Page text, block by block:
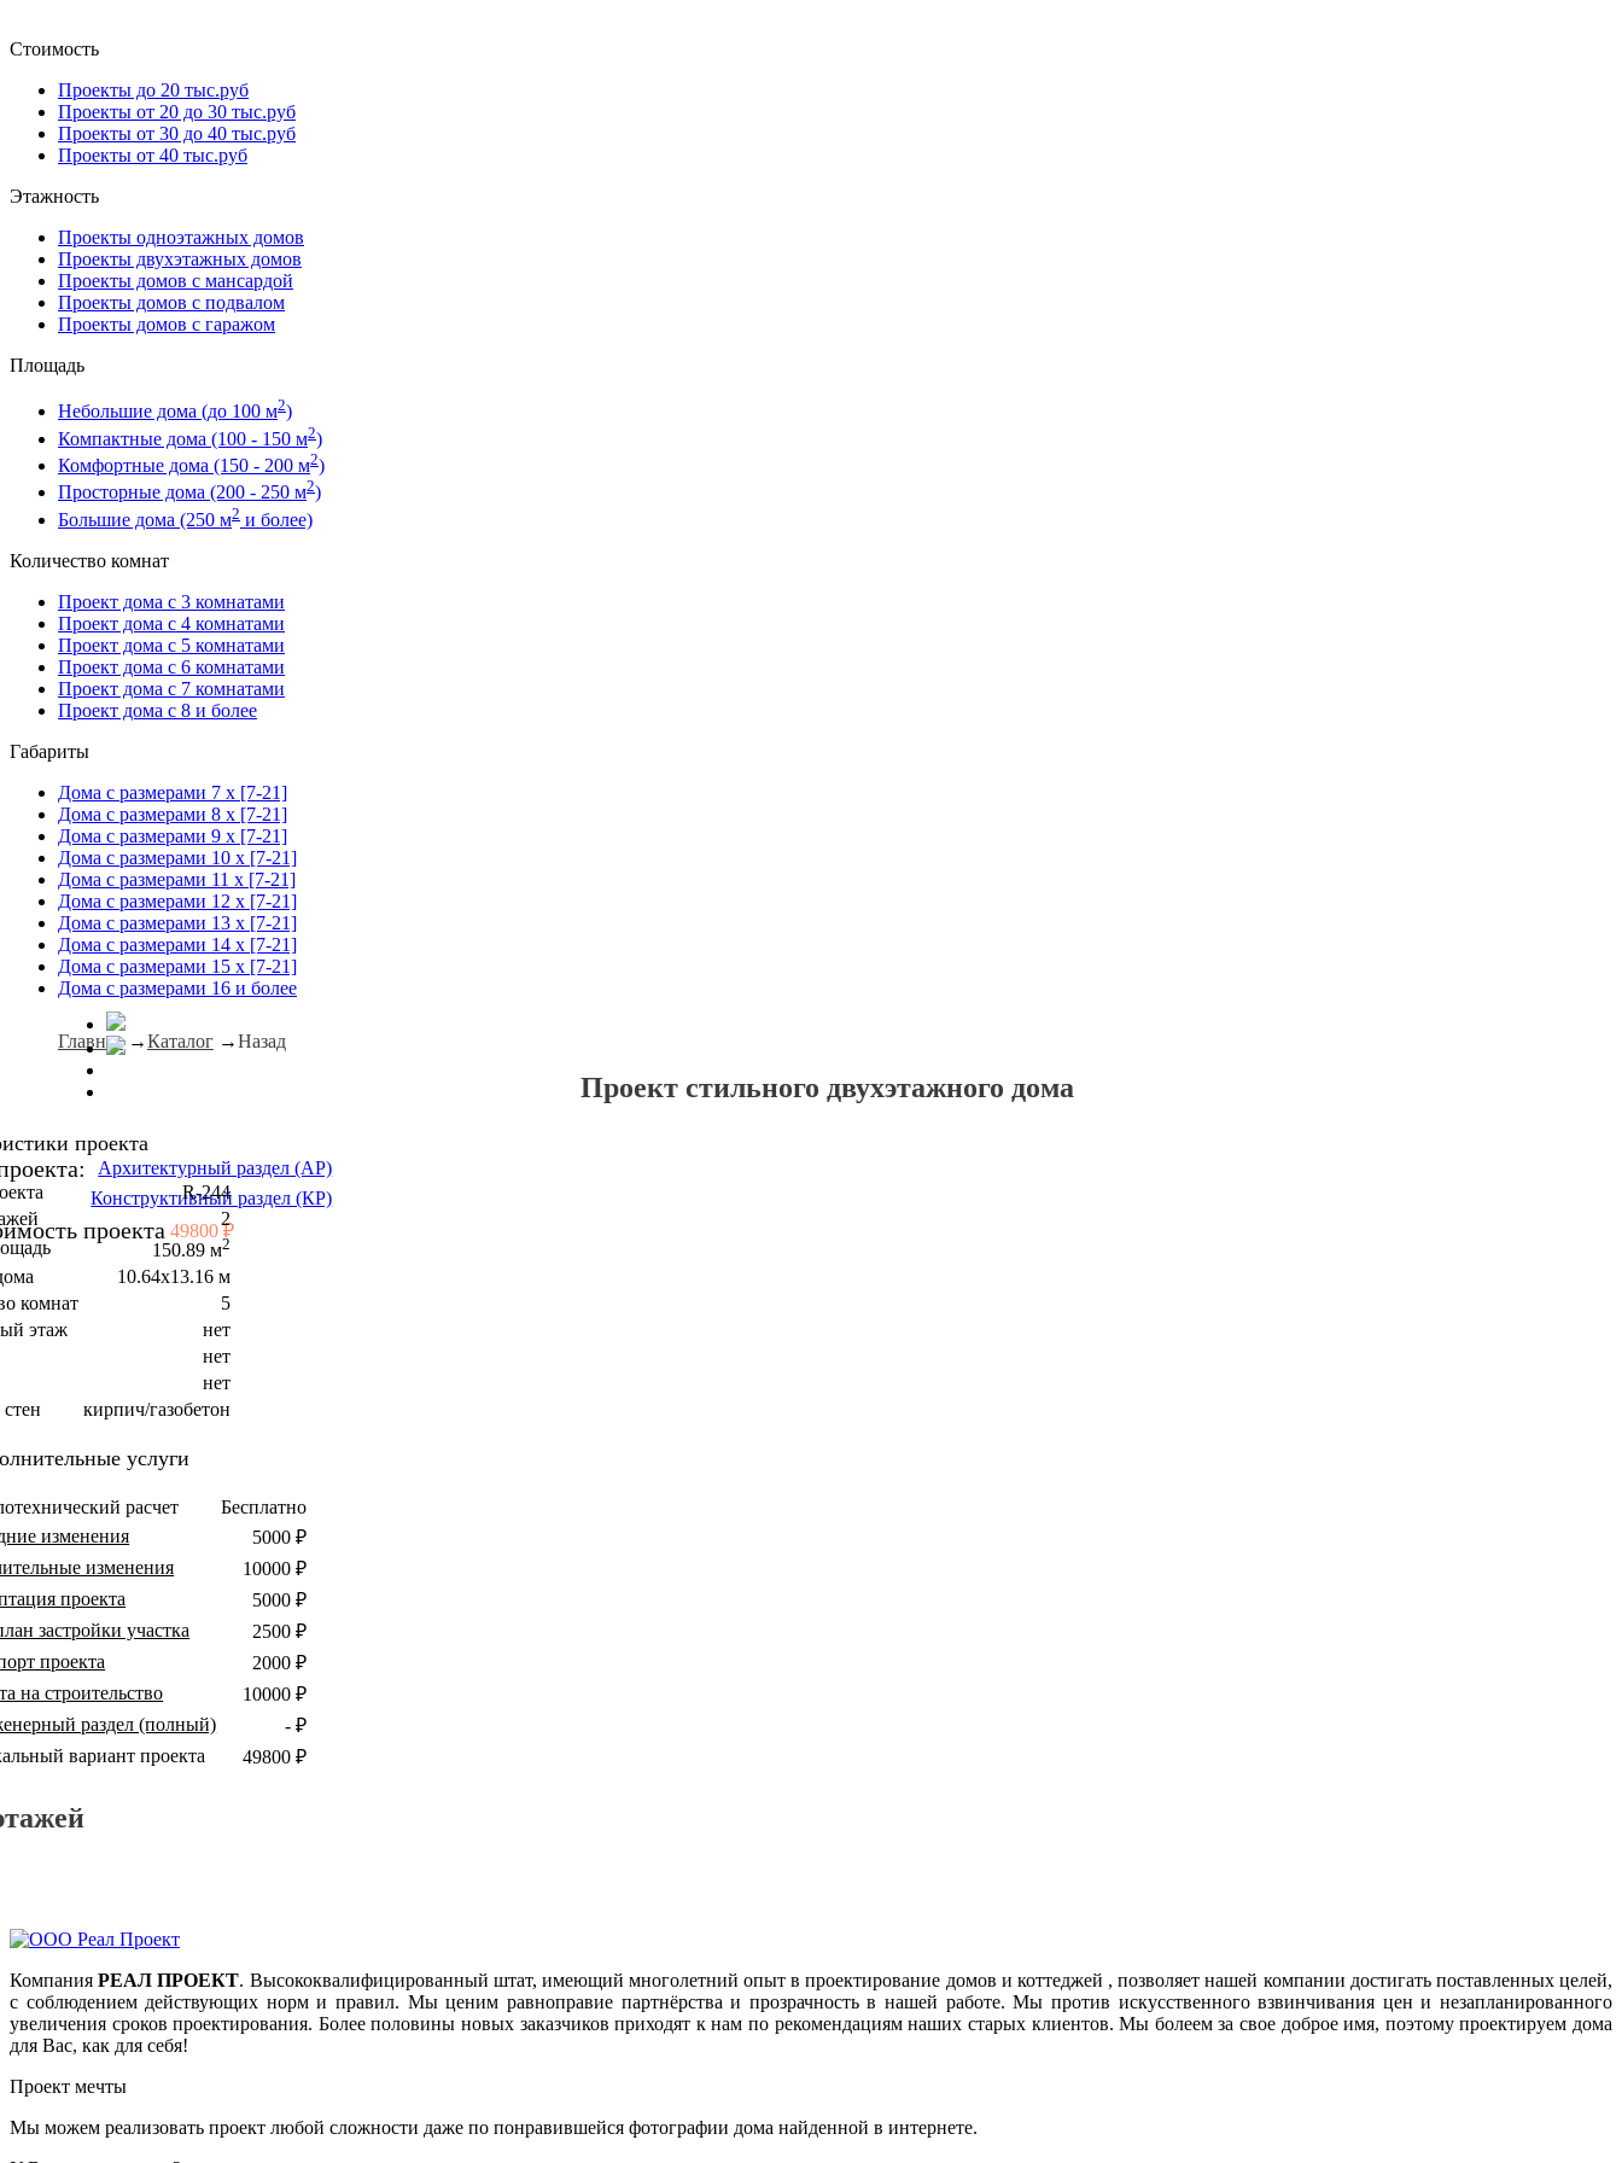
Стоимость
Проекты до 20 тыс.руб
Проекты от 20 до 30 тыс.руб
Проекты от 30 до 40 тыс.руб
Проекты от 40 тыс.руб
Этажность
Проекты одноэтажных домов
Проекты двухэтажных домов
Проекты домов с мансардой
Проекты домов с подвалом
Проекты домов с гаражом
Площадь
Небольшие дома (до 100 м2)
Компактные дома (100 - 150 м2)
Комфортные дома (150 - 200 м2)
Просторные дома (200 - 250 м2)
Большие дома (250 м2 и более)
Количество комнат
Проект дома с 3 комнатами
Проект дома с 4 комнатами
Проект дома с 5 комнатами
Проект дома с 6 комнатами
Проект дома с 7 комнатами
Проект дома с 8 и более
Габариты
Дома с размерами 7 x [7-21]
Дома с размерами 8 x [7-21]
Дома с размерами 9 x [7-21]
Дома с размерами 10 x [7-21]
Дома с размерами 11 x [7-21]
Дома с размерами 12 x [7-21]
Дома с размерами 13 x [7-21]
Дома с размерами 14 x [7-21]
Дома с размерами 15 x [7-21]
Дома с размерами 16 и более
Главная→Каталог→Назад
Проект стильного двухэтажного дома
Архитектурный раздел (АР)
Конструктивный раздел (КР)
проекта 49800 ₽
проекта
R-244
2
150.89 м2
10.64x13.16 м
комнат
5
этаж
нет
нет
нет
кирпич/газобетон
услуги
расчет
Бесплатно
изменения
5000 ₽
изменения
10000 ₽
проекта
5000 ₽
застройки участка
2500 ₽
проекта
2000 ₽
на строительство
10000 ₽
раздел (полный)
- ₽
вариант проекта
49800 ₽
КомпанияРЕАЛ ПРОЕКТ. Высококвалифицированный штат, имеющий многолетний опыт в проектирование домов и коттеджей , позволяет нашей компании достигать поставленных целей,
с соблюдением действующих норм и правил. Мы ценим равноправие партнёрства и прозрачность в нашей работе. Мы против искусственного взвинчивания цен и незапланированного
увеличения сроков проектирования. Более половины новых заказчиков приходят к нам по рекомендациям наших старых клиентов. Мы болеем за свое доброе имя, поэтому проектируем дома
для Вас, как для себя!
Проект мечты
Мы можем реализовать проект любой сложности даже по понравившейся фотографии дома найденной в интернете.